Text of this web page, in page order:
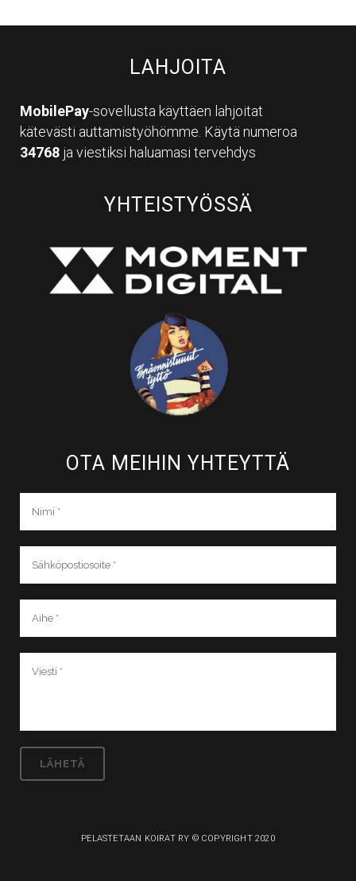
LAHJOITA
MobilePay-sovellusta käyttäen lahjoitat
kätevästi auttamistyöhömme. Käytä numeroa
34768 ja viestiksi haluamasi tervehdys
YHTEISTYÖSSÄ
OTA MEIHIN YHTEYTTÄ​
PELASTETAAN KOIRAT RY © COPYRIGHT 2020